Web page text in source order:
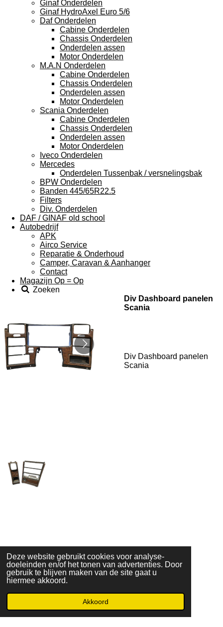
Deze website gebruikt cookies voor analyse-
doeleinden en/of het tonen van advertenties. Door
gebruik te blijven maken van de site gaat u
hiermee akkoord.
Akkoord
Ginaf Onderdelen
Ginaf HydroAxel Euro 5/6
Daf Onderdelen
Cabine Onderdelen
Chassis Onderdelen
Onderdelen assen
Motor Onderdelen
M.A.N Onderdelen
Cabine Onderdelen
Chassis Onderdelen
Onderdelen assen
Motor Onderdelen
Scania Onderdelen
Cabine Onderdelen
Chassis Onderdelen
Onderdelen assen
Motor Onderdelen
Iveco Onderdelen
Mercedes
Onderdelen Tussenbak / versnelingsbak
BPW Onderdelen
Banden 445/65R22.5
Filters
Div. Onderdelen
DAF / GINAF old school
Autobedrijf
APK
Airco Service
Reparatie & Onderhoud
Camper, Caravan & Aanhanger
Contact
Magazijn Op = Op
Zoeken
Div Dashboard panelen
Scania
Div Dashboard panelen
Scania
1
s
2
s
t
3
s
t
4
s
t
5
s
t
S
e
m
m
3 stemmen
Powered byJouwWeb